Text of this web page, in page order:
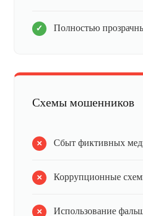
Полностью
Схемы мошенников
Сбыт фиктивных
Коррупционные
Использование